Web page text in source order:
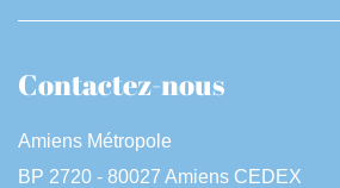
Contactez-nous
Amiens Métropole
BP 2720 - 80027 Amiens CEDEX